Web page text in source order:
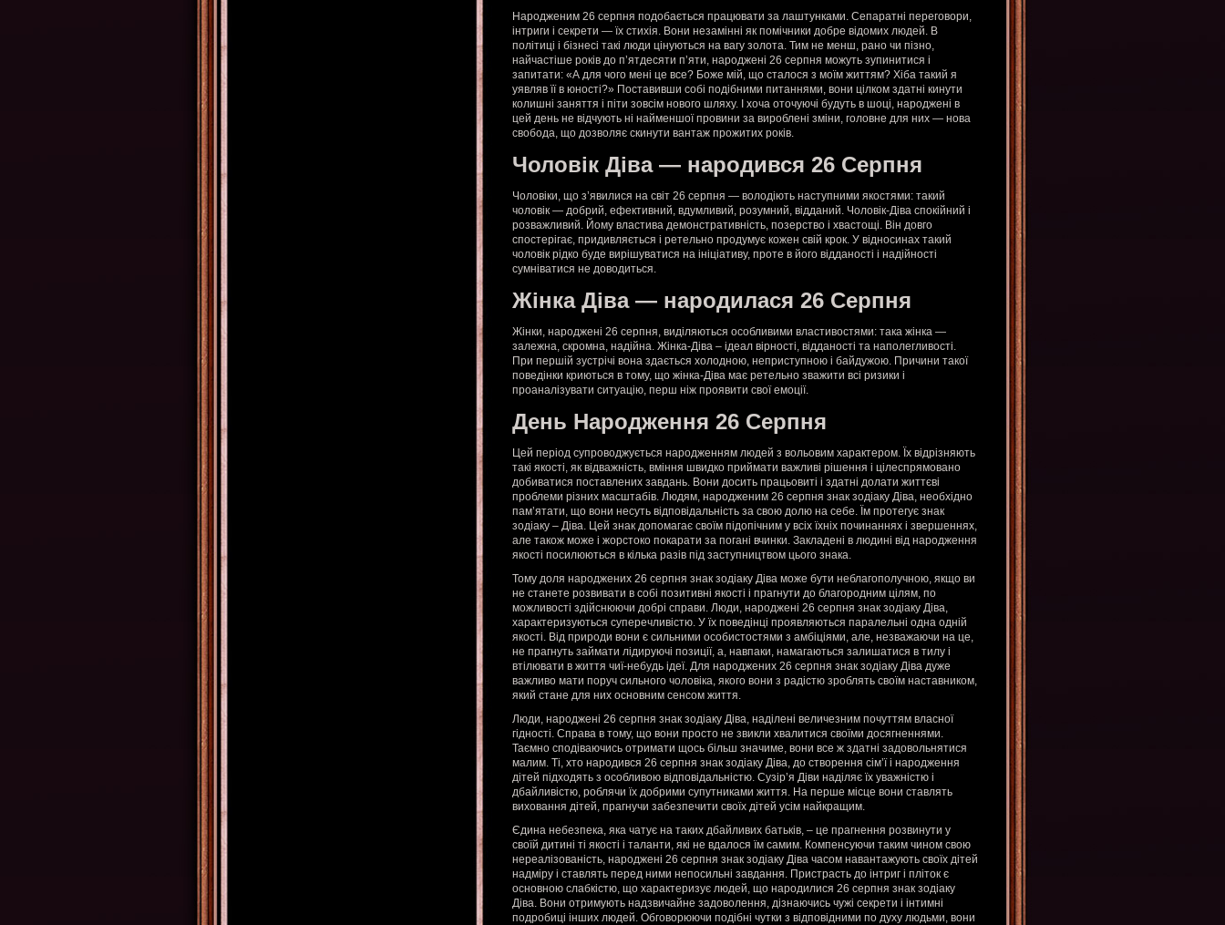
Народженим 26 серпня подобається працювати за лаштунками. Сепаратні переговори,
інтриги і секрети — їх стихія. Вони незамінні як помічники добре відомих людей. В
політиці і бізнесі такі люди цінуються на вагу золота. Тим не менш, рано чи пізно,
найчастіше років до п’ятдесяти п’яти, народжені 26 серпня можуть зупинитися і
запитати: «А для чого мені це все? Боже мій, що сталося з моїм життям? Хіба такий я
уявляв її в юності?» Поставивши собі подібними питаннями, вони цілком здатні кинути
колишні заняття і піти зовсім нового шляху. І хоча оточуючі будуть в шоці, народжені в
цей день не відчують ні найменшої провини за вироблені зміни, головне для них — нова
свобода, що дозволяє скинути вантаж прожитих років.
Чоловік Діва — народився 26 Серпня
Чоловіки, що з’явилися на світ 26 серпня — володіють наступними якостями: такий
чоловік — добрий, ефективний, вдумливий, розумний, відданий. Чоловік-Діва спокійний і
розважливий. Йому властива демонстративність, позерство і хвастощі. Він довго
спостерігає, придивляється і ретельно продумує кожен свій крок. У відносинах такий
чоловік рідко буде вирішуватися на ініціативу, проте в його відданості і надійності
сумніватися не доводиться.
Жінка Діва — народилася 26 Серпня
Жінки, народжені 26 серпня, виділяються особливими властивостями: така жінка —
залежна, скромна, надійна. Жінка-Діва – ідеал вірності, відданості та наполегливості.
При першій зустрічі вона здається холодною, неприступною і байдужою. Причини такої
поведінки криються в тому, що жінка-Діва має ретельно зважити всі ризики і
проаналізувати ситуацію, перш ніж проявити свої емоції.
День Народження 26 Серпня
Цей період супроводжується народженням людей з вольовим характером. Їх відрізняють
такі якості, як відважність, вміння швидко приймати важливі рішення і цілеспрямовано
добиватися поставлених завдань. Вони досить працьовиті і здатні долати життєві
проблеми різних масштабів. Людям, народженим 26 серпня знак зодіаку Діва, необхідно
пам’ятати, що вони несуть відповідальність за свою долю на себе. Їм протегує знак
зодіаку – Діва. Цей знак допомагає своїм підопічним у всіх їхніх починаннях і звершеннях,
але також може і жорстоко покарати за погані вчинки. Закладені в людині від народження
якості посилюються в кілька разів під заступництвом цього знака.
Тому доля народжених 26 серпня знак зодіаку Діва може бути неблагополучною, якщо ви
не станете розвивати в собі позитивні якості і прагнути до благородним цілям, по
можливості здійснюючи добрі справи. Люди, народжені 26 серпня знак зодіаку Діва,
характеризуються суперечливістю. У їх поведінці проявляються паралельні одна одній
якості. Від природи вони є сильними особистостями з амбіціями, але, незважаючи на це,
не прагнуть займати лідируючі позиції, а, навпаки, намагаються залишатися в тилу і
втілювати в життя чиї-небудь ідеї. Для народжених 26 серпня знак зодіаку Діва дуже
важливо мати поруч сильного чоловіка, якого вони з радістю зроблять своїм наставником,
який стане для них основним сенсом життя.
Люди, народжені 26 серпня знак зодіаку Діва, наділені величезним почуттям власної
гідності. Справа в тому, що вони просто не звикли хвалитися своїми досягненнями.
Таємно сподіваючись отримати щось більш значиме, вони все ж здатні задовольнятися
малим. Ті, хто народився 26 серпня знак зодіаку Діва, до створення сім’ї і народження
дітей підходять з особливою відповідальністю. Сузір’я Діви наділяє їх уважністю і
дбайливістю, роблячи їх добрими супутниками життя. На перше місце вони ставлять
виховання дітей, прагнучи забезпечити своїх дітей усім найкращим.
Єдина небезпека, яка чатує на таких дбайливих батьків, – це прагнення розвинути у
своїй дитині ті якості і таланти, які не вдалося їм самим. Компенсуючи таким чином свою
нереалізованість, народжені 26 серпня знак зодіаку Діва часом навантажують своїх дітей
надміру і ставлять перед ними непосильні завдання. Пристрасть до інтриг і пліток є
основною слабкістю, що характеризує людей, що народилися 26 серпня знак зодіаку
Діва. Вони отримують надзвичайне задоволення, дізнаючись чужі секрети і інтимні
подробиці інших людей. Обговорюючи подібні чутки з відповідними по духу людьми, вони